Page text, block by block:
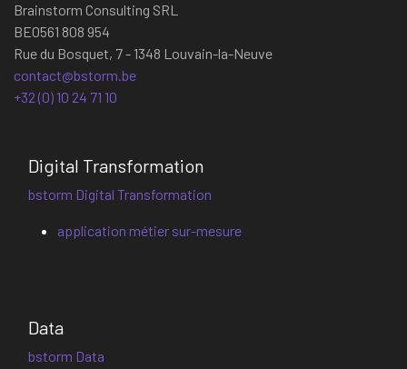
Digital Transformation
bstorm Digital Transformation
application métier sur-mesure
Data
bstorm Data
Brainstorm Consulting SRL
BE0561 808 954
Rue du Bosquet, 7 - 1348 Louvain-la-Neuve
contact@bstorm.be
+32 (0) 10 24 71 10